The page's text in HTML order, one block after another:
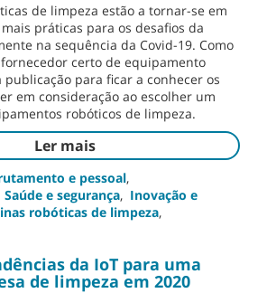
de limpeza estão a tornar-se em
práticas para os desafios da
na sequência da Covid-19. Como
certo de equipamento
publicação para ficar a conhecer os
em consideração ao escolher um
robóticos de limpeza.
Ler mais
e pessoal,
Saúde e segurança, Inovação e
robóticas de limpeza,
da IoT para uma
de limpeza em 2020